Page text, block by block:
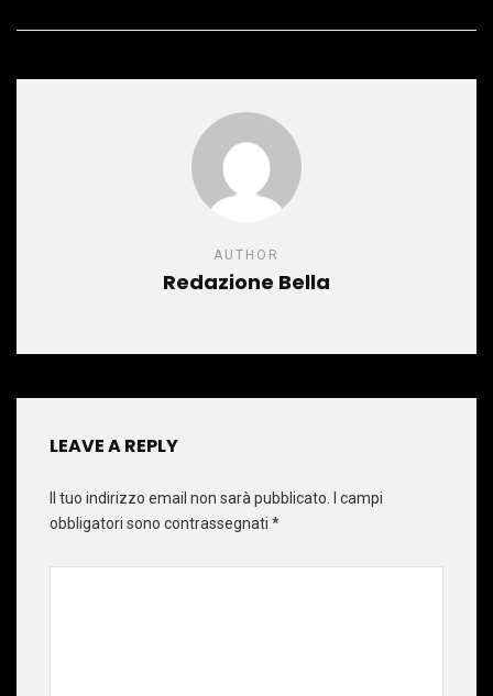
AUTHOR
Redazione Bella
LEAVE A REPLY
Il tuo indirizzo email non sarà pubblicato.
I campi
obbligatori sono contrassegnati *